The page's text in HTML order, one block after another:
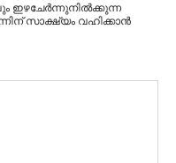
ഇഴചേർന്നുനിൽക്കുന്ന
സാക്ഷ്യം വഹിക്കാൻ